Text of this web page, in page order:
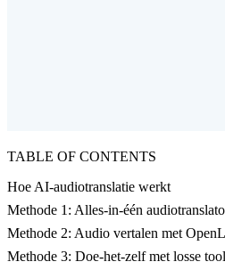
TABLE OF CONTENTS
Hoe AI-audiotranslatie werkt
Methode 1: Alles-in-één
Methode 2: Audio vertalen met OpenL
Methode 3: Doe-het-zelf met losse